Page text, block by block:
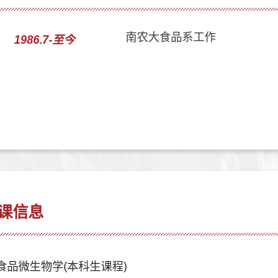
1986.7-至今 南农大食品系工作
信息
品微生物学(本科生课程)